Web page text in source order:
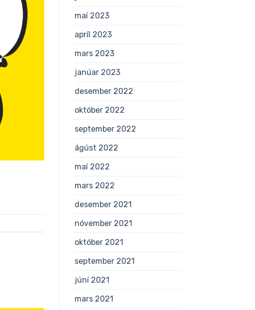
maí 2023
apríl 2023
mars 2023
janúar 2023
desember 2022
október 2022
september 2022
ágúst 2022
maí 2022
mars 2022
desember 2021
nóvember 2021
október 2021
september 2021
júní 2021
mars 2021